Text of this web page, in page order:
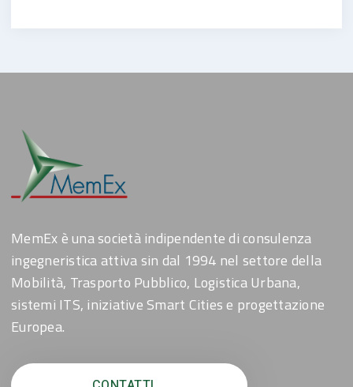
MemEx è una società indipendente di consulenza
ingegneristica attiva sin dal 1994 nel settore della
Mobilità, Trasporto Pubblico, Logistica Urbana,
sistemi ITS, iniziative Smart Cities e progettazione
Europea.